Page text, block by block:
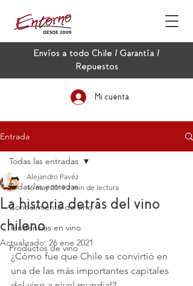
Envíos a todo Chile / Garantía /
Repuestos
Mi cuenta
Entrada
Todas las entradas
Conocimiento de vino
Tendencias en vino
Productos de vino
Todas las entradas
La historia detrás del vino
chileno
Alejandro Pavéz
16 may 2019 2 min de lectura
Actualizado: 26 ene 2021
¿Cómo fue que Chile se convirtió en
una de las más importantes capitales